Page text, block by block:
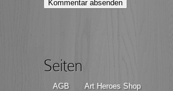
Seiten
AGB Art Heroes Shop